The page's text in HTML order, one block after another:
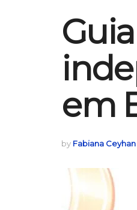
em
by Fabiana Ceyhan